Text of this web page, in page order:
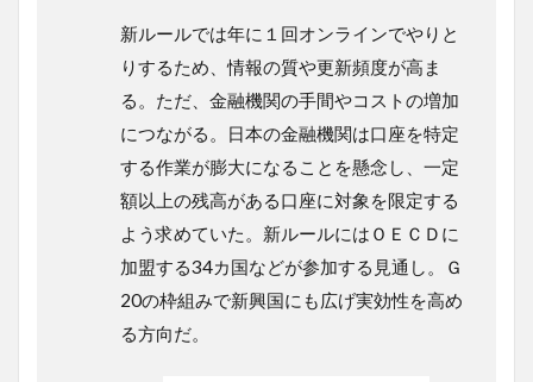
新ルールでは年に１回オンラインでやりと
りするため、情報の質や更新頻度が高ま
る。ただ、金融機関の手間やコストの増加
につながる。日本の金融機関は口座を特定
する作業が膨大になることを懸念し、一定
額以上の残高がある口座に対象を限定する
よう求めていた。新ルールにはＯＥＣＤに
加盟する34カ国などが参加する見通し。Ｇ
20の枠組みで新興国にも広げ実効性を高め
る方向だ。